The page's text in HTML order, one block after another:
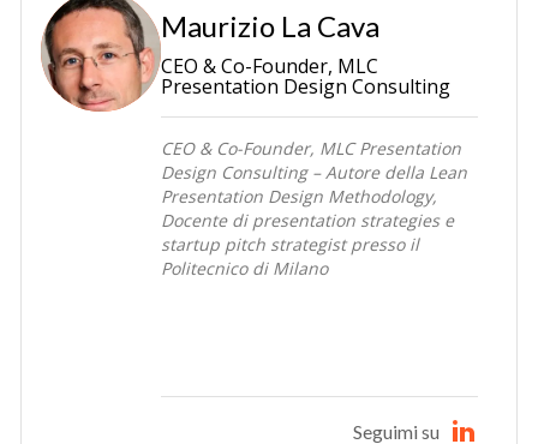
Maurizio La Cava
CEO & Co-Founder, MLC
Presentation Design Consulting
CEO & Co-Founder, MLC Presentation
Design Consulting – Autore della Lean
Presentation Design Methodology,
Docente di presentation strategies e
startup pitch strategist presso il
Politecnico di Milano
Seguimi su